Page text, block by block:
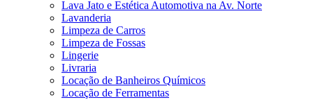
Lava Jato e Estética Automotiva na Av. Norte
Lavanderia
Limpeza de Carros
Limpeza de Fossas
Lingerie
Livraria
Locação de Banheiros Químicos
Locação de Ferramentas